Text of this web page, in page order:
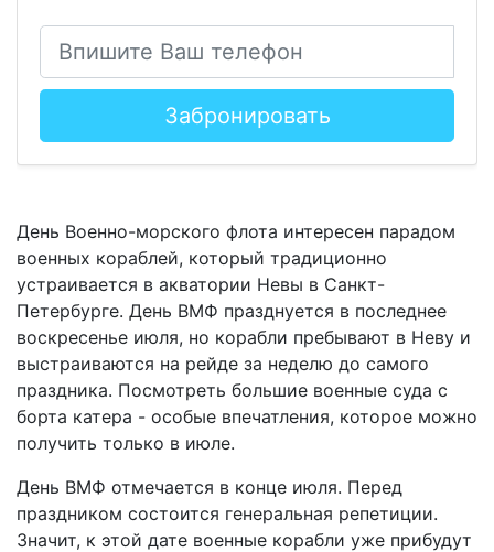
Забронировать
День Военно-морского флота интересен парадом
военных кораблей, который традиционно
устраивается в акватории Невы в Санкт-
Петербурге. День ВМФ празднуется в последнее
воскресенье июля, но корабли пребывают в Неву и
выстраиваются на рейде за неделю до самого
праздника. Посмотреть большие военные суда с
борта катера - особые впечатления, которое можно
получить только в июле.
День ВМФ отмечается в конце июля. Перед
праздником состоится генеральная репетиции.
Значит, к этой дате военные корабли уже прибудут